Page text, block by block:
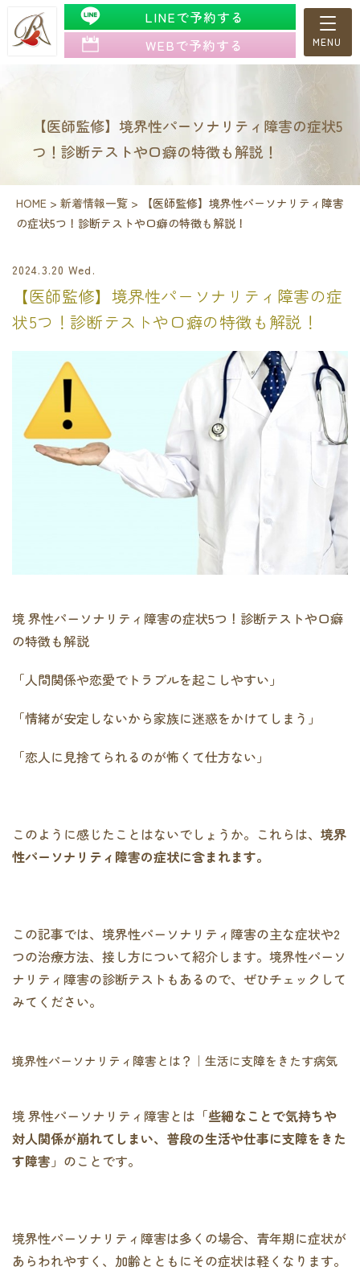
LINEで予約する
WEBで予約する
【医師監修】境界性パーソナリティ障害の症状5
つ！診断テストや口癖の特徴も解説！
HOME > 新着情報一覧 >
【医師監修】境界性パーソナリティ障害
の症状5つ！診断テストや口癖の特徴も解説！
2024.3.20 Wed.
【医師監修】境界性パーソナリティ障害の症
状5つ！診断テストや口癖の特徴も解説！
境 界性パーソナリティ障害の症状5つ！診断テストや口癖
の特徴も解説
「人間関係や恋愛でトラブルを起こしやすい」
「情緒が安定しないから家族に迷惑をかけてしまう」
「恋人に見捨てられるのが怖くて仕方ない」
このように感じたことはないでしょうか。これらは、 境界
性パーソナリティ障害の症状に含まれます。
この記事では、境界性パーソナリティ障害の主な症状や2
つの治療方法、接し方について紹介します。境界性パーソ
ナリティ障害の診断テストもあるので、ぜひチェックして
みてください。
境界性パーソナリティ障害とは？｜生活に支障をきたす病気
境 界性パーソナリティ障害とは「些細なことで気持ちや
対人関係が崩れてしまい、普段の生活や仕事に支障をきた
す障害 」のことです。
境界性パーソナリティ障害は多くの場合、青年期に症状が
あらわれやすく、加齢とともにその症状は軽くなります。